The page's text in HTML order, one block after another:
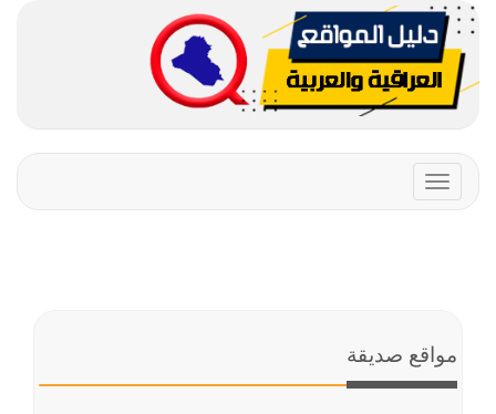
Toggle
navigation
مواقع صديقة